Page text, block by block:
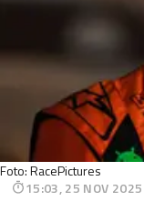
Foto: RacePictures
15:03, 25 NOV 2025